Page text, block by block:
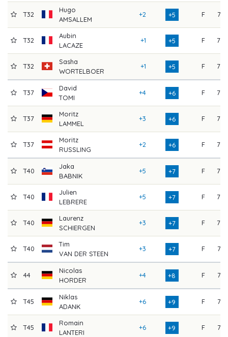
T32
Hugo
AMSALLEM
+2 +5 F 71
T32
Aubin
LACAZE
+1 +5 F 76
T32
Sasha
WORTELBOER
+1 +5 F 76
T37
David
TOMI
+4 +6 F 73
T37
Moritz
LAMMEL
+3 +6 F 76
T37
Moritz
RUSSLING
+2 +6 F 73
T40
Jaka
BABNIK
+5 +7 F 75
T40
Julien
LEBRERE
+5 +7 F 73
T40
Laurenz
SCHIERGEN
+3 +7 F 72
T40
Tim
VAN DER STEEN
+3 +7 F 71
44
Nicolas
HORDER
+4 +8 F 74
T45
Niklas
ADANK
+6 +9 F 71
T45
Romain
LANTERI
+6 +9 F 71